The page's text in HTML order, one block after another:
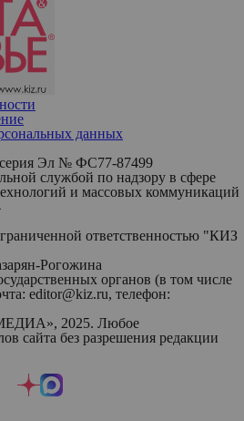
данных
Эл № ФС77-87499
службой по надзору в сфере
и массовых коммуникаций
ответственностью "КИЗ
Рогожина
органов (в том числе
editor@kiz.ru, телефон:
2025. Любое
сайта без разрешения редакции